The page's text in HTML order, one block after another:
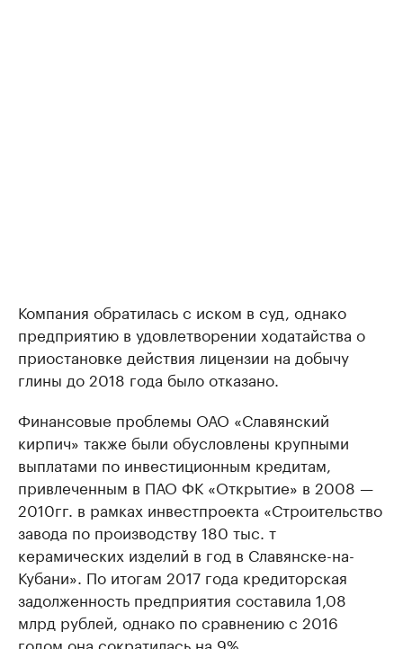
Компания обратилась с иском в суд, однако
предприятию в удовлетворении ходатайства о
приостановке действия лицензии на добычу
глины до 2018 года было отказано.
Финансовые проблемы ОАО «Славянский
кирпич» также были обусловлены крупными
выплатами по инвестиционным кредитам,
привлеченным в ПАО ФК «Открытие» в 2008 —
2010гг. в рамках инвестпроекта «Строительство
завода по производству 180 тыс. т
керамических изделий в год в Славянске-на-
Кубани». По итогам 2017 года кредиторская
задолженность предприятия составила 1,08
млрд рублей, однако по сравнению с 2016
годом она сократилась на 9%